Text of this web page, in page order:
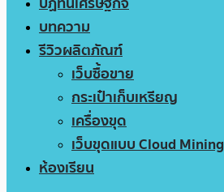
บทความ
รีวิวผลิตภัณฑ์
เว็บซื้อขาย
กระเป๋าเก็บเหรียญ
เครื่องขุด
เว็บขุดแบบ Cloud Mining
ห้องเรียน